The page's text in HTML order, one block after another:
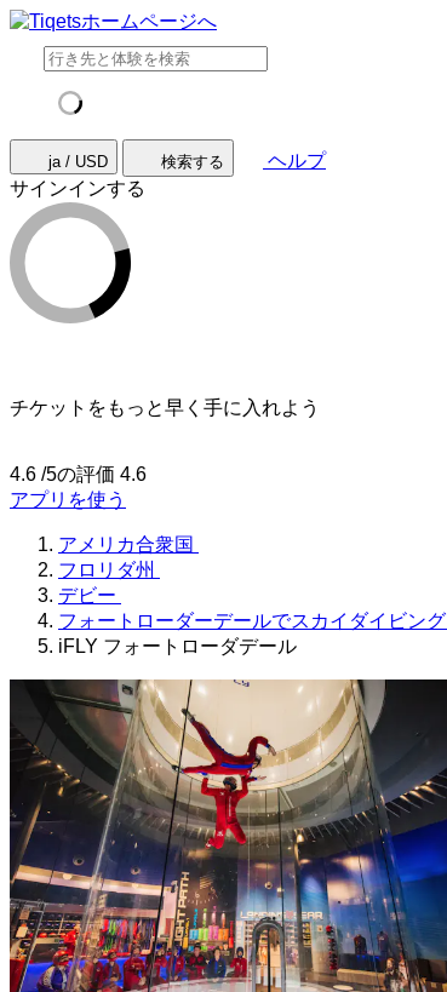
ja / USD 検索する
ヘルプ
サインインする
チケットをもっと早く手に入れよう
4.6 /5の評価 4.6
アプリを使う
アメリカ合衆国
フロリダ州
デビー
フォートローダーデールでスカイダイビング
iFLY フォートローダデール